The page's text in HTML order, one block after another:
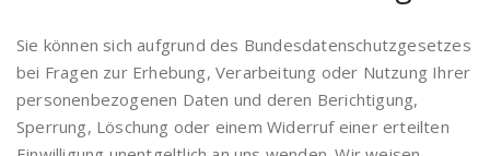
Sie können sich aufgrund des Bundesdatenschutzgesetzes
bei Fragen zur Erhebung, Verarbeitung oder Nutzung Ihrer
personenbezogenen Daten und deren Berichtigung,
Sperrung, Löschung oder einem Widerruf einer erteilten